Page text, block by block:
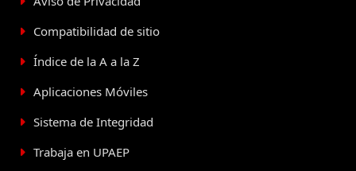
Compatibilidad de sitio
Índice de la A a la Z
Aplicaciones Móviles
Sistema de Integridad
Trabaja en UPAEP